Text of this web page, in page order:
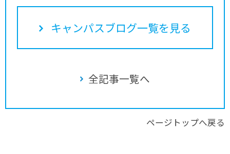
キャンパスブログ一覧を見る
全記事一覧へ
ページトップへ戻る